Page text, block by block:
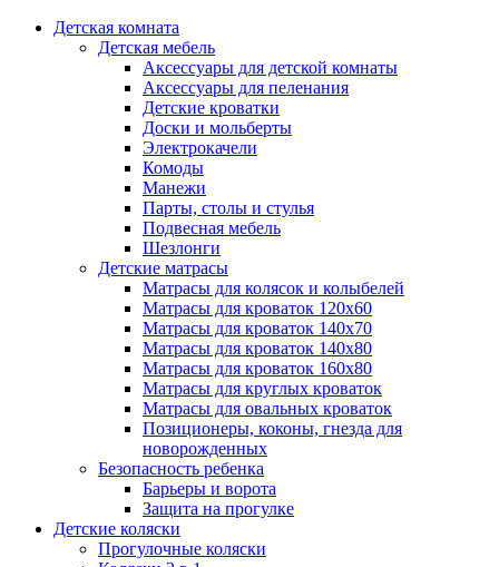
Детская комната
Детская мебель
Аксессуары для детской комнаты
Аксессуары для пеленания
Детские кроватки
Доски и мольберты
Электрокачели
Комоды
Манежи
Парты, столы и стулья
Подвесная мебель
Шезлонги
Детские матрасы
Матрасы для колясок и колыбелей
Матрасы для кроваток 120х60
Матрасы для кроваток 140х70
Матрасы для кроваток 140х80
Матрасы для кроваток 160х80
Матрасы для круглых кроваток
Матрасы для овальных кроваток
Позиционеры, коконы, гнезда для
новорожденных
Безопасность ребенка
Барьеры и ворота
Защита на прогулке
Детские коляски
Прогулочные коляски